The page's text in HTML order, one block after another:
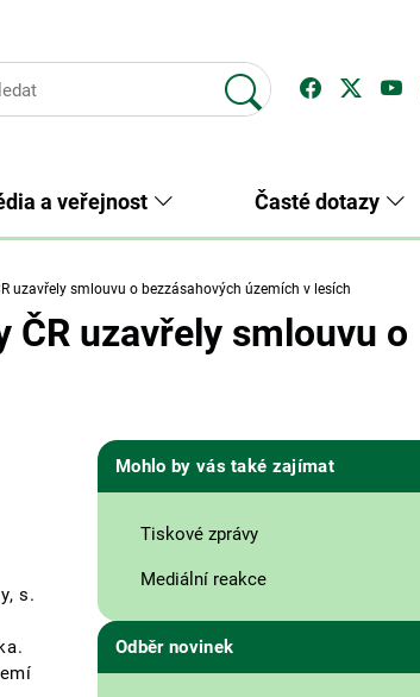
a veřejnost Časté dotazy
uzavřely smlouvu o bezzásahových územích v lesích
ČR uzavřely smlouvu o
s.
Mohlo by vás také zajímat
Tiskové zprávy
Mediální reakce
Odběr novinek